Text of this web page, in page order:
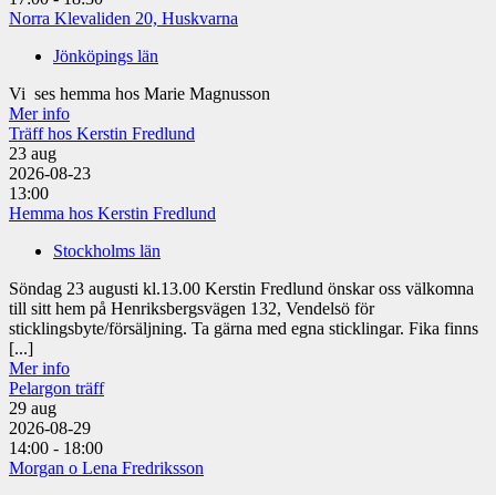
Norra Klevaliden 20, Huskvarna
Jönköpings län
Vi ses hemma hos Marie Magnusson
Mer info
Träff hos Kerstin Fredlund
23 aug
2026-08-23
13:00
Hemma hos Kerstin Fredlund
Stockholms län
Söndag 23 augusti kl.13.00 Kerstin Fredlund önskar oss välkomna
till sitt hem på Henriksbergsvägen 132, Vendelsö för
sticklingsbyte/försäljning. Ta gärna med egna sticklingar. Fika finns
[...]
Mer info
Pelargon träff
29 aug
2026-08-29
14:00 - 18:00
Morgan o Lena Fredriksson